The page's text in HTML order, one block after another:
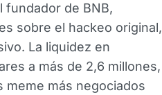
fundador de BNB,
sobre el hackeo original,
La liquidez en
a más de 2,6 millones,
meme más negociados